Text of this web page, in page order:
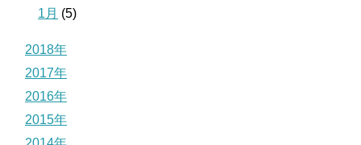
1月 (5)
2018年
2017年
2016年
2015年